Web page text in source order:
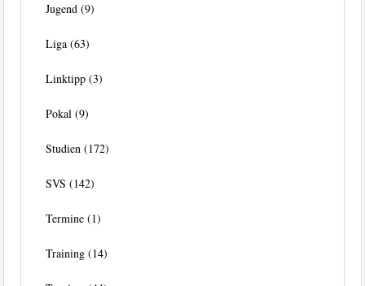
Jugend (9)
Liga (63)
Linktipp (3)
Pokal (9)
Studien (172)
SVS (142)
Termine (1)
Training (14)